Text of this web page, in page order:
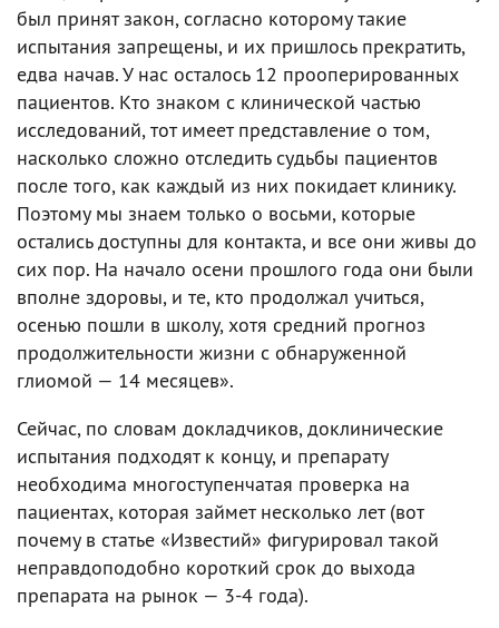
был принят закон, согласно которому такие
испытания запрещены, и их пришлось прекратить,
едва начав. У нас осталось 12 прооперированных
пациентов. Кто знаком с клинической частью
исследований, тот имеет представление о том,
насколько сложно отследить судьбы пациентов
после того, как каждый из них покидает клинику.
Поэтому мы знаем только о восьми, которые
остались доступны для контакта, и все они живы до
сих пор. На начало осени прошлого года они были
вполне здоровы, и те, кто продолжал учиться,
осенью пошли в школу, хотя средний прогноз
продолжительности жизни с обнаруженной
глиомой — 14 месяцев».
Сейчас, по словам докладчиков, доклинические
испытания подходят к концу, и препарату
необходима многоступенчатая проверка на
пациентах, которая займет несколько лет (вот
почему в статье «Известий» фигурировал такой
неправдоподобно короткий срок до выхода
препарата на рынок — 3-4 года).